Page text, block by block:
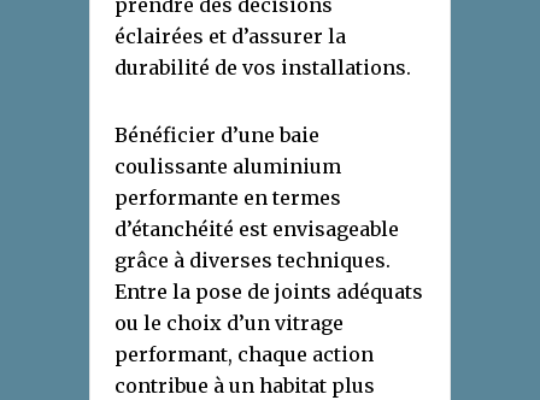
prendre des décisions
éclairées et d’assurer la
durabilité de vos installations.
Bénéficier d’une baie
coulissante aluminium
performante en termes
d’étanchéité est envisageable
grâce à diverses techniques.
Entre la pose de joints adéquats
ou le choix d’un vitrage
performant, chaque action
contribue à un habitat plus